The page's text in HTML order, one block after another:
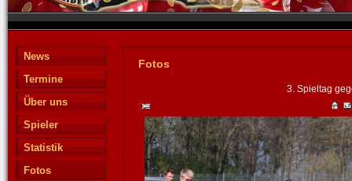
News
Termine
Über uns
Spieler
Statistik
Fotos
Fotos
3. Spieltag